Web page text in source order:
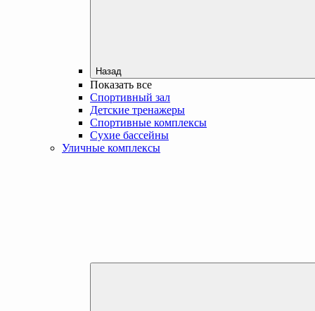
Назад
Показать все
Спортивный зал
Детские тренажеры
Спортивные комплексы
Сухие бассейны
Уличные комплексы